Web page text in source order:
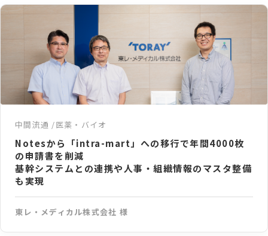
中間流通 医薬・バイオ
Notesから「intra-mart」への移行で年間4000枚
の申請書を削減
基幹システムとの連携や人事・組織情報のマスタ整備
も実現
東レ・メディカル株式会社 様